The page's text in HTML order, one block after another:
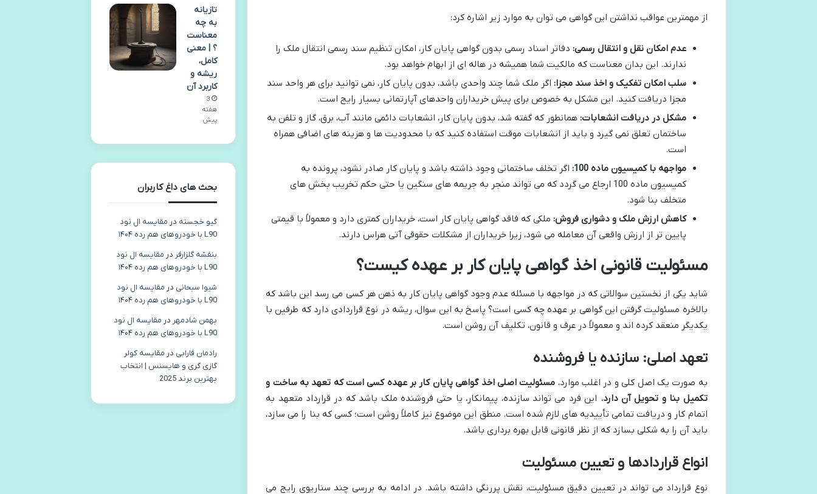
از مهمترین عواقب نداشتن این گواهی می توان به موارد زیر اشاره کرد:
عدم امکان نقل و انتقال رسمی: دفاتر اسناد رسمی بدون گواهی پایان کار، امکان تنظیم سند رسمی انتقال ملک را
ندارند. این بدان معناست که مالکیت شما همیشه در هاله ای از ابهام خواهد بود.
سلب امکان تفکیک و اخذ سند مجزا: اگر ملک شما چند واحدی باشد، بدون پایان کار، نمی توانید برای هر واحد سند
مجزا دریافت کنید. این مشکل به خصوص برای پیش خریداران واحدهای آپارتمانی بسیار رایج است.
مشکل در دریافت انشعابات: همانطور که گفته شد، بدون پایان کار، انشعابات دائمی مانند آب، برق، گاز و تلفن به
ساختمان تعلق نمی گیرد و باید از انشعابات موقت استفاده کنید که با محدودیت ها و هزینه های اضافی همراه
است.
مواجهه با کمیسیون ماده 100:
اگر تخلف ساختمانی وجود داشته باشد و پایان کار صادر نشود، پرونده به
کمیسیون ماده 100 ارجاع می گردد که می تواند منجر به جریمه های سنگین یا حتی حکم تخریب بخش های
متخلف بنا شود.
کاهش ارزش ملک و دشواری فروش: ملکی که فاقد گواهی پایان کار است، خریداران کمتری دارد و معمولاً با قیمتی
پایین تر از ارزش واقعی آن معامله می شود، زیرا خریداران از مشکلات حقوقی آتی هراس دارند.
مسئولیت قانونی اخذ گواهی پایان کار بر عهده کیست؟
شاید یکی از نخستین سوالاتی که در مواجهه با مسئله عدم وجود گواهی پایان کار به ذهن هر کسی می رسد این باشد که
بالاخره مسئولیت گرفتن این گواهی بر عهده چه کسی است؟ پاسخ به این سوال، ریشه در نوع قراردادی دارد که طرفین با
یکدیگر منعقد کرده اند و معمولاً در عرف و قانون، تکلیف آن روشن است.
تعهد اصلی: سازنده یا فروشنده
به صورت یک اصل کلی و در اغلب موارد، مسئولیت اصلی اخذ گواهی پایان کار بر عهده کسی است که تعهد به ساخت و
تکمیل بنا و تحویل آن دارد. این فرد می تواند سازنده، پیمانکار، یا حتی فروشنده ملک باشد که در قرارداد متعهد به
اتمام کار و دریافت تمامی تأییدیه های لازم شده است. منطق این موضوع نیز کاملاً روشن است؛ کسی که بنا را می سازد،
باید آن را به شکلی بسازد که از نظر قانونی قابل بهره برداری باشد.
انواع قراردادها و تعیین مسئولیت
نوع قرارداد می تواند در تعیین دقیق مسئولیت، نقش پررنگی داشته باشد. در ادامه به بررسی چند سناریوی رایج می
تازیانه
به چه
معناست
؟ | معنی
کامل،
ریشه و
کاربرد آن
3
هفته
پیش
بحث های داغ کاربران
گیو خجسته در مقایسه ال نود
L90 با خودروهای هم رده ۱۴۰۴
بنفشه گلزارفر در مقایسه ال نود
L90 با خودروهای هم رده ۱۴۰۴
شیوا سبحانی در مقایسه ال نود
L90 با خودروهای هم رده ۱۴۰۴
بهمن شادمهر در مقایسه ال نود
L90 با خودروهای هم رده ۱۴۰۴
رادمان فارابی در مقایسه کولر
گازی گری و هایسنس | انتخاب
بهترین برند 2025